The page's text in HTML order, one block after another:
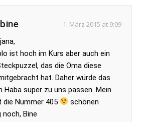
1. März 2015 at 9:09
ist hoch im Kurs aber auch ein
das die Oma diese
hat. Daher würde das
Haba super zu uns passen. Mein
die Nummer 405
schönen
noch, Bine